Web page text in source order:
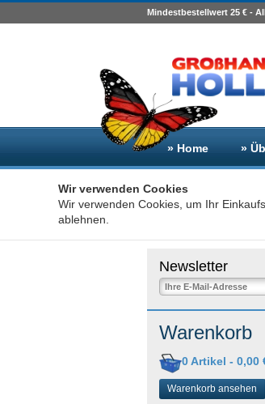
Mindestbestellwert 25 € -
» Home »
Wir verwenden Cookies
Wir verwenden Cookies, um Ihr
ablehnen.
Newsletter
Warenkorb
0 Artikel - 0,00
Warenkorb ansehen